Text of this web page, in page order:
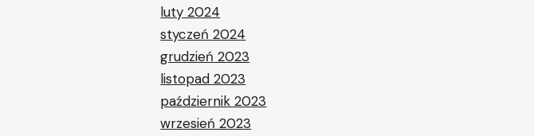
luty 2024
styczeń 2024
grudzień 2023
listopad 2023
październik 2023
wrzesień 2023